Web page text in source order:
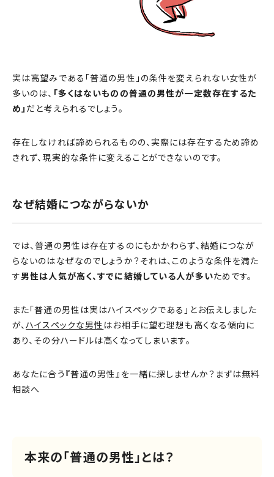
実は高望みである「普通の男性」の条件を変えられない女性が
多いのは、 「多くはないものの普通の男性が一定数存在するた
め」 だと考えられるでしょう。
存在しなければ諦められるものの、実際には存在するため諦め
きれず、現実的な条件に変えることができないのです。
なぜ結婚につながらないか
では、普通の男性は存在するのにもかかわらず、結婚につなが
らないのはなぜなのでしょうか？それは、このような条件を満た
す男性は人気が高く、すでに結婚している人が多いためです。
また「普通の男性は実はハイスペックである」とお伝えしました
が、ハイスペックな男性 はお相手に望む理想も高くなる傾向に
あり、その分ハードルは高くなってしまいます。
あなたに合う『普通の男性』を一緒に探しませんか？まずは無料
相談へ
本来の「普通の男性」とは？